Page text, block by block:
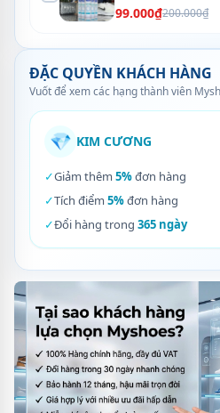
99.000₫200.000₫
ĐẶC QUYỀN KHÁCH HÀNG
Vuốt để xem các hạng thành viên
💎 KIM CƯƠNG
✓Giảm thêm 5%đơn hàng
✓Tích điểm 5%đơn hàng
✓Đổi hàng trong 365 ngày